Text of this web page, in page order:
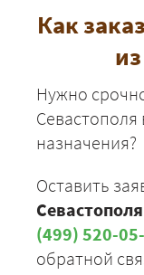
Звенигород
Как
Нужно
Севастополя
назначения?
Оставить
Севастополя
(499) 520-
обратной